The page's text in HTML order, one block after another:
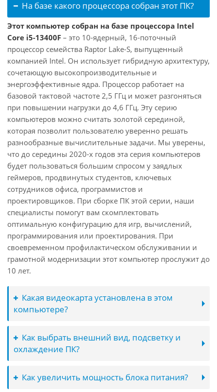
На базе какого процессора собран этот ПК?
Этот компьютер собран на базе процессора Intel
Core i5-13400F – это 10-ядерный, 16-поточный
процессор семейства Raptor Lake-S, выпущенный
компанией Intel. Он использует гибридную архитектуру,
сочетающую высокопроизводительные и
энергоэффективные ядра. Процессор работает на
базовой тактовой частоте 2,5 ГГц и может разгоняться
при повышении нагрузки до 4,6 ГГц. Эту серию
компьютеров можно считать золотой серединой,
которая позволит пользователю уверенно решать
разнообразные вычислительные задачи. Мы уверены,
что до середины 2020-х годов эта серия компьютеров
будет пользоваться большим спросом у заядлых
геймеров, продвинутых студентов, ключевых
сотрудников офиса, программистов и
проектировщиков. При сборке ПК этой серии, наши
специалисты помогут вам скомплектовать
оптимальную конфигурацию для игр, вычислений,
программирования или проектирования. При
своевременном профилактическом обслуживании и
грамотной модернизации этот компьютер прослужит до
10 лет.
Какая видеокарта установлена в этом
компьютере?
Как выбрать внешний вид, подсветку и
охлаждение ПК?
Как увеличить мощность блока питания?